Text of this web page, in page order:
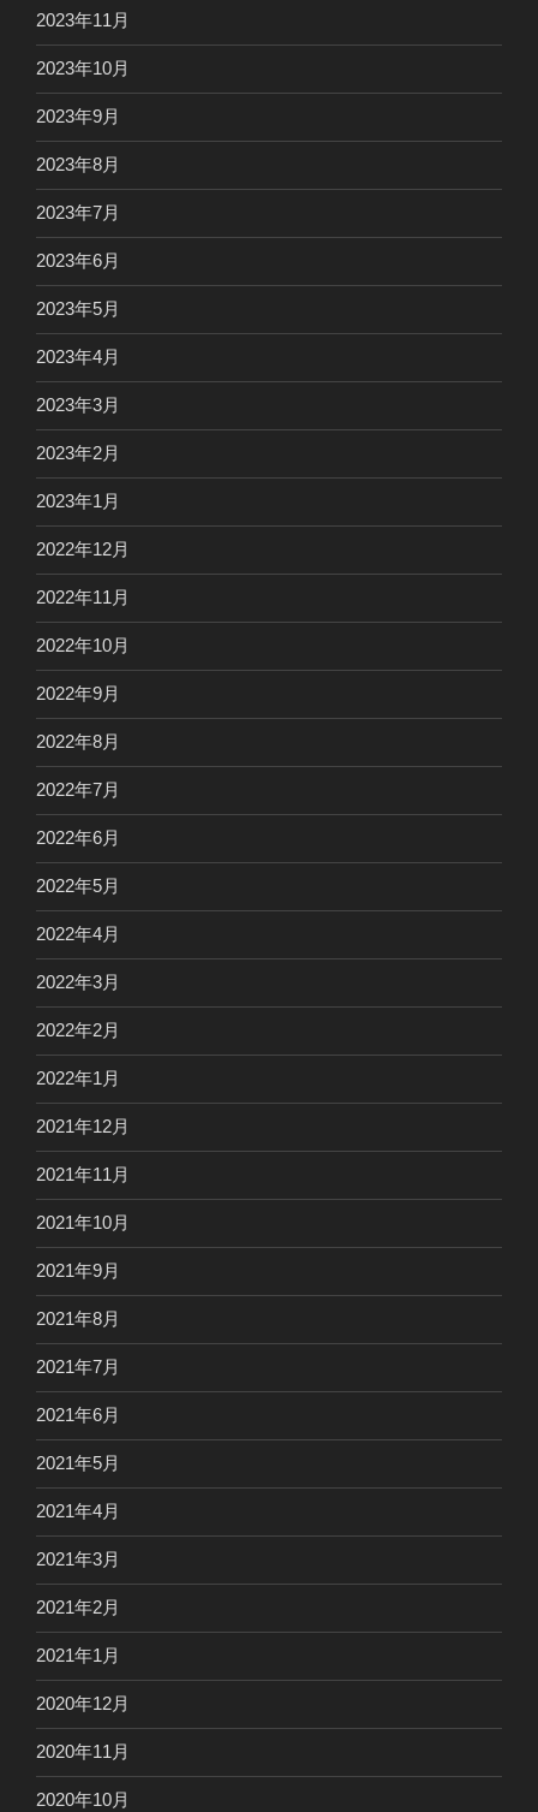
2023年11月
2023年10月
2023年9月
2023年8月
2023年7月
2023年6月
2023年5月
2023年4月
2023年3月
2023年2月
2023年1月
2022年12月
2022年11月
2022年10月
2022年9月
2022年8月
2022年7月
2022年6月
2022年5月
2022年4月
2022年3月
2022年2月
2022年1月
2021年12月
2021年11月
2021年10月
2021年9月
2021年8月
2021年7月
2021年6月
2021年5月
2021年4月
2021年3月
2021年2月
2021年1月
2020年12月
2020年11月
2020年10月